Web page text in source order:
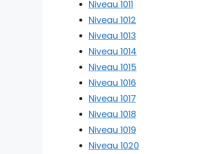
Niveau 1011
Niveau 1012
Niveau 1013
Niveau 1014
Niveau 1015
Niveau 1016
Niveau 1017
Niveau 1018
Niveau 1019
Niveau 1020